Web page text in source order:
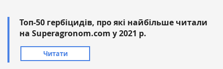
Топ-50 гербіцидів, про які найбільше читали
на Superagronom.com у 2021 р.
Читати